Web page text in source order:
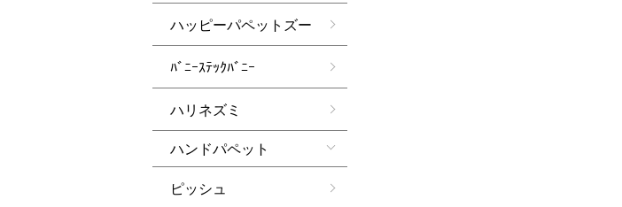
ハッピーパペットズー
ﾊﾞﾆｰｽﾃｯｸﾊﾞﾆｰ
ハリネズミ
ハンドパペット
ピッシュ